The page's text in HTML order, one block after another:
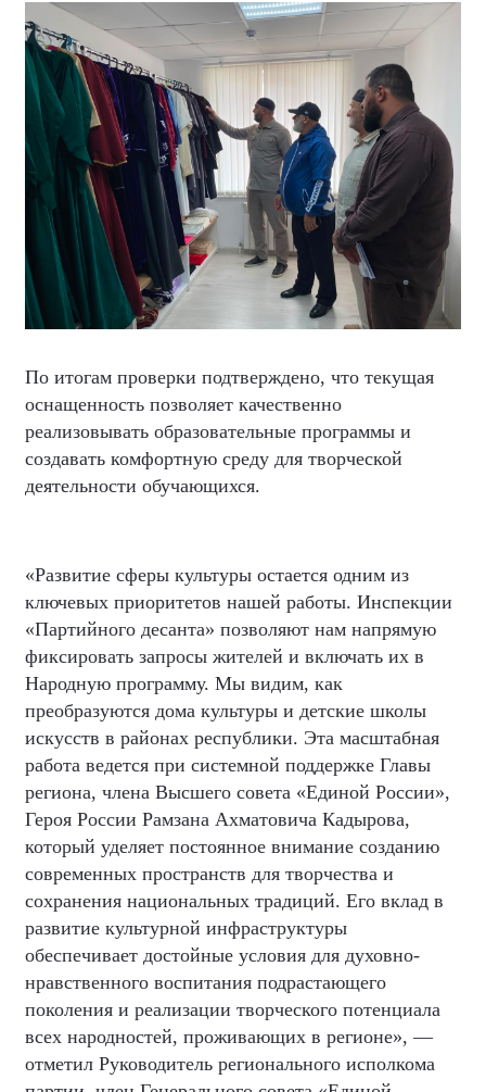
По итогам проверки подтверждено, что текущая
оснащенность позволяет качественно
реализовывать образовательные программы и
создавать комфортную среду для творческой
деятельности обучающихся.
«Развитие сферы культуры остается одним из
ключевых приоритетов нашей работы. Инспекции
«Партийного десанта» позволяют нам напрямую
фиксировать запросы жителей и включать их в
Народную программу. Мы видим, как
преобразуются дома культуры и детские школы
искусств в районах республики. Эта масштабная
работа ведется при системной поддержке Главы
региона, члена Высшего совета «Единой России»,
Героя России Рамзана Ахматовича Кадырова,
который уделяет постоянное внимание созданию
современных пространств для творчества и
сохранения национальных традиций. Его вклад в
развитие культурной инфраструктуры
обеспечивает достойные условия для духовно-
нравственного воспитания подрастающего
поколения и реализации творческого потенциала
всех народностей, проживающих в регионе», —
отметил Руководитель регионального исполкома